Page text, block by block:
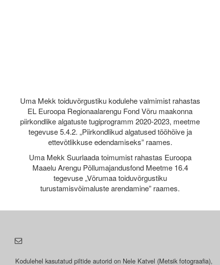
Uma Mekk toiduvõrgustiku kodulehe valmimist rahastas
EL Euroopa Regionaalarengu Fond Võru maakonna
piirkondlike algatuste tugiprogramm 2020-2023, meetme
tegevuse 5.4.2. „Piirkondlikud algatused tööhõive ja
ettevõtlikkuse edendamiseks” raames.
Uma Mekk Suurlaada toimumist rahastas Euroopa
Maaelu Arengu Põllumajandusfond Meetme 16.4
tegevuse „Võrumaa toiduvõrgustiku
turustamisvõimaluste arendamine” raames.
Kodulehel kasutatud piltide autorid on Nele Katvel (Metsik fotograafia),